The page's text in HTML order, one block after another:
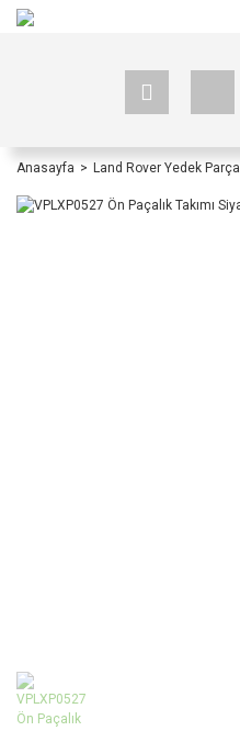
Anasayfa Land Rover Yedek Parça